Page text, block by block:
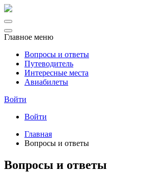
Главное меню
Вопросы и ответы
Путеводитель
Интересные места
Авиабилеты
Войти
Войти
Главная
Вопросы и ответы
Вопросы и ответы